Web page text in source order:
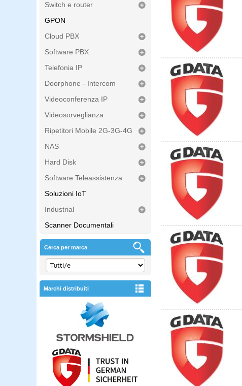
Switch e router
GPON
Cloud PBX
Software PBX
Telefonia IP
Doorphone - Intercom
Videoconferenza IP
Videosorveglianza
Ripetitori Mobile 2G-3G-4G
NAS
Hard Disk
Software Teleassistenza
Soluzioni IoT
Industrial
Scanner Documentali
Cerca per marca
Marchi distribuiti